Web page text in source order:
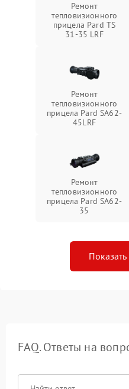
Ремонт
тепловизионного
прицела Pard TS
31-35 LRF
Ремонт
тепловизионного
прицела Pard SA62-
45LRF
Ремонт
тепловизионного
прицела Pard SA62-
35
FAQ. Ответы на